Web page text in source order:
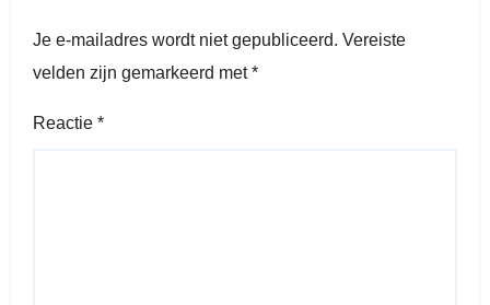
Je e-mailadres wordt niet gepubliceerd. Vereiste
velden zijn gemarkeerd met*
Reactie *